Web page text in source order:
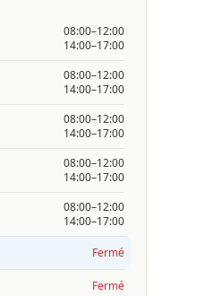
08:00–12:00
14:00–17:00
08:00–12:00
14:00–17:00
08:00–12:00
14:00–17:00
08:00–12:00
14:00–17:00
08:00–12:00
14:00–17:00
Fermé
Fermé